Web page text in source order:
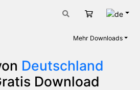
Warenkorb
Mehr Downloads
Deutschland
Download